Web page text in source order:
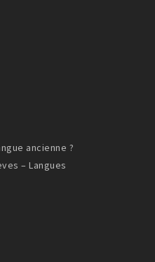
ancienne ?
– Langues